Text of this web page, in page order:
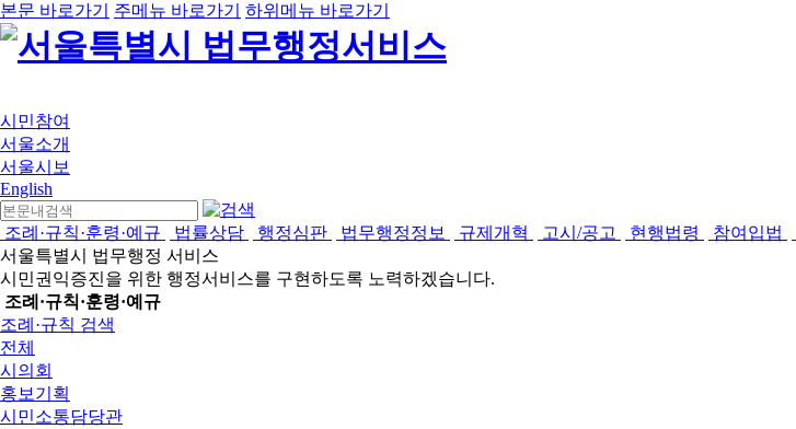
본문 바로가기 주메뉴 바로가기 하위메뉴 바로가기
시민참여
서울소개
서울시보
English
조례·규칙·훈령·예규 법률상담 행정심판 법무행정정보 규제개혁 고시/공고 현행법령 참여입법
서울특별시 법무행정 서비스
시민권익증진을 위한 행정서비스를 구현하도록 노력하겠습니다.
조례·규칙·훈령·예규
조례·규칙 검색
전체
시의회
홍보기획
시민소통담당관